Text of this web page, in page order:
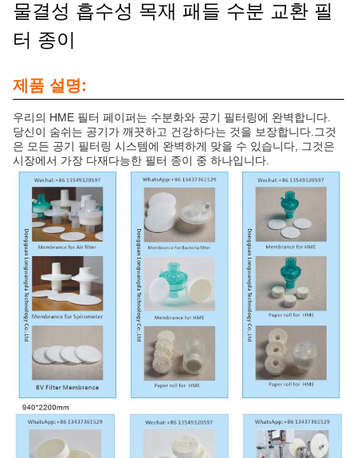
물결성 흡수성 목재 패들 수분 교환 필
터 종이
제품 설명:
우리의 HME 필터 페이퍼는 수분화와 공기 필터링에 완벽합니다.
당신이 숨쉬는 공기가 깨끗하고 건강하다는 것을 보장합니다.그것
은 모든 공기 필터링 시스템에 완벽하게 맞을 수 있습니다, 그것은
시장에서 가장 다재다능한 필터 종이 중 하나입니다.